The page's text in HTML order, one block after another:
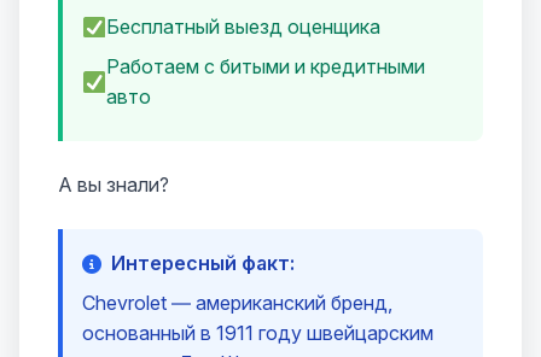
Бесплатный выезд оценщика
Работаем с битыми и кредитными
авто
А вы знали?
Интересный факт:
Chevrolet — американский бренд,
основанный в 1911 году швейцарским